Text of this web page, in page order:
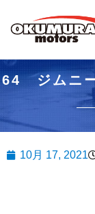
64 ジムニ
10月 17, 2021